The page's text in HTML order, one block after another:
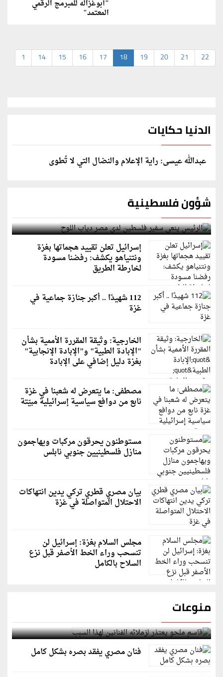
"أبوغزاله للمبرمج الرقمي
المعتمد"
1 14 15 16 17 18 19 20 21 22
الدنيا حكايات
عبدالله عيسى: راية الإعلام والنضال التي لا تُطوى
شؤون فلسطينية
الرئيس ينعى سفير فلسطين لدى مصر دياب اللوح
إسرائيل تعلن تقييد هجماتها بغزة
ونتنياهو يكشف: رفضنا مسودة
لخارطة الطريق
112 شهيدًا .. أكبر جنازة جماعية في
غزة
الخارجية: وثيقة المقررة الأممية بشأن
"الإبادة الطبية" و"الإبادة الإنجابية"
بغزة دليل إضافي على الإبادة
مصطفى: ما يتعرض له شعبنا في غزة
نابع من دوافع سياسية إسرائيلية مبيّتة
مستوطنون يحرقون مركبات ويهاجمون
منازل فلسطينيين جنوبي نابلس
بيان مصري قطري تركي يدين انتهاكات
الاحتلال المتواصلة في غزة
مجلس السلام بغزة: إسرائيل لن
تنسحب وراء الخط الأصفر قبل نزع
السلاح بالكامل
منوعات
قاسم ملحو يعتذر لزملائه الفنانين لهذا السبب
فنان مصري يفقد بصره بشكل كامل